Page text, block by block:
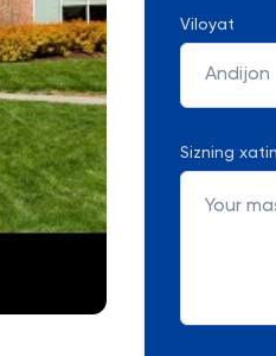
Viloyat
Andijon
Sizning